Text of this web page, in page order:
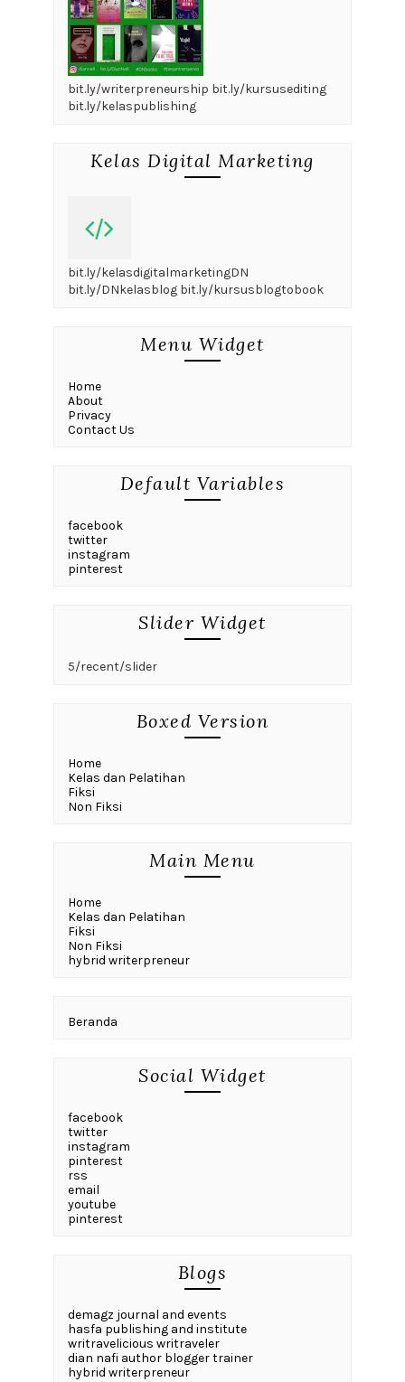
bit.ly/writerpreneurship bit.ly/kursusediting
bit.ly/kelaspublishing
Kelas Digital Marketing
bit.ly/kelasdigitalmarketingDN
bit.ly/DNkelasblog bit.ly/kursusblogtobook
Menu Widget
Home
About
Privacy
Contact Us
Default Variables
facebook
twitter
instagram
pinterest
Slider Widget
5/recent/slider
Boxed Version
Home
Kelas dan Pelatihan
Fiksi
Non Fiksi
Main Menu
Home
Kelas dan Pelatihan
Fiksi
Non Fiksi
hybrid writerpreneur
Beranda
Social Widget
facebook
twitter
instagram
pinterest
rss
email
youtube
pinterest
Blogs
demagz journal and events
hasfa publishing and institute
writravelicious writraveler
dian nafi author blogger trainer
hybrid writerpreneur